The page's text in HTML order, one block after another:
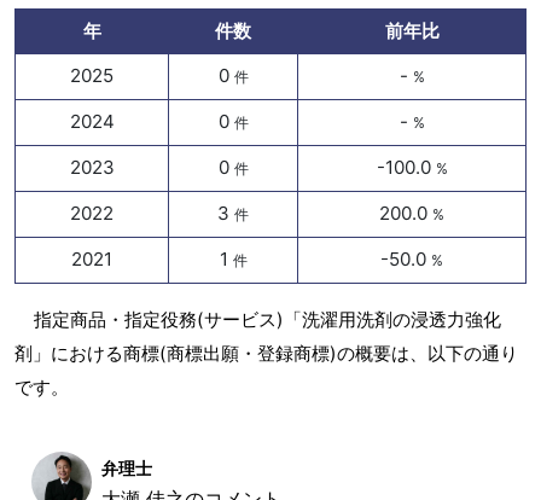
年 件数
前年比
2025
0 件 - %
2024 0 件 - %
2023 0 件 -100.0 %
2022 3 件 200.0 %
2021 1 件 -50.0 %
指定商品・指定役務(サービス)「洗濯用洗剤の浸透力強化
剤」における商標(商標出願・登録商標)の概要は、以下の通り
です。
弁理士